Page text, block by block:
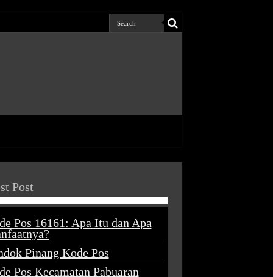
Post
Pos 16161: Apa Itu dan Apa
Pinang Kode Pos
Pos Kecamatan Pabuaran